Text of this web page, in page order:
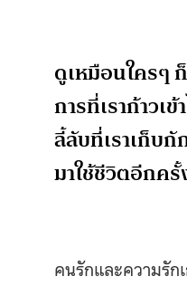
ดูเหมือนใครๆ
การที่เราก้าวเ
ลี้ลับที่เราเก็บ
มาใช้ชีวิตอีกค
คนรักและความรัก